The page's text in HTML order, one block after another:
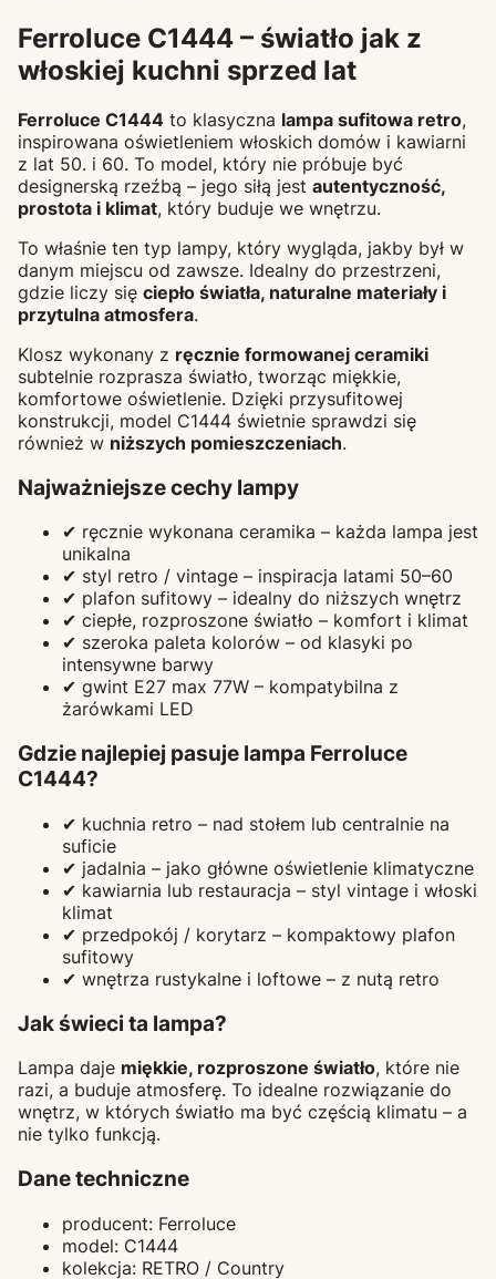
Ferroluce C1444 – światło jak z
włoskiej kuchni sprzed lat
Ferroluce C1444 to klasyczna lampa sufitowa retro,
inspirowana oświetleniem włoskich domów i kawiarni
z lat 50. i 60. To model, który nie próbuje być
designerską rzeźbą – jego siłą jest autentyczność,
prostota i klimat, który buduje we wnętrzu.
To właśnie ten typ lampy, który wygląda, jakby był w
danym miejscu od zawsze. Idealny do przestrzeni,
gdzie liczy się ciepło światła, naturalne materiały i
przytulna atmosfera.
Klosz wykonany z ręcznie formowanej ceramiki
subtelnie rozprasza światło, tworząc miękkie,
komfortowe oświetlenie. Dzięki przysufitowej
konstrukcji, model C1444 świetnie sprawdzi się
również w niższych pomieszczeniach.
Najważniejsze cechy lampy
✔ ręcznie wykonana ceramika – każda lampa jest
unikalna
✔ styl retro / vintage – inspiracja latami 50–60
✔ plafon sufitowy – idealny do niższych wnętrz
✔ ciepłe, rozproszone światło – komfort i klimat
✔ szeroka paleta kolorów – od klasyki po
intensywne barwy
✔ gwint E27 max 77W – kompatybilna z
żarówkami LED
Gdzie najlepiej pasuje lampa Ferroluce
C1444?
✔ kuchnia retro – nad stołem lub centralnie na
suficie
✔ jadalnia – jako główne oświetlenie klimatyczne
✔ kawiarnia lub restauracja – styl vintage i włoski
klimat
✔ przedpokój / korytarz – kompaktowy plafon
sufitowy
✔ wnętrza rustykalne i loftowe – z nutą retro
Jak świeci ta lampa?
Lampa daje miękkie, rozproszone światło, które nie
razi, a buduje atmosferę. To idealne rozwiązanie do
wnętrz, w których światło ma być częścią klimatu – a
nie tylko funkcją.
Dane techniczne
producent: Ferroluce
model: C1444
kolekcja: RETRO / Country